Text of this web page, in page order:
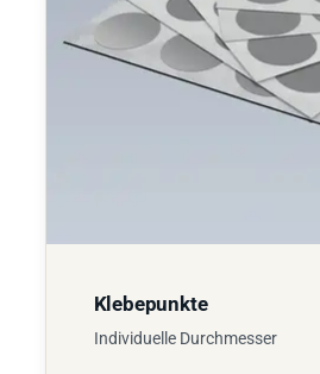
Klebepunkte
Individuelle Durchmesser